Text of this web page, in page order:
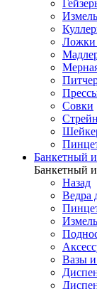
Ложки
Совки
Банкетный
Банкетный
Назад
Ведра
Вазы